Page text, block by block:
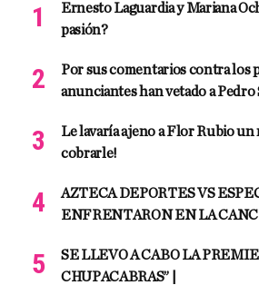
Ernesto Laguardia y Mariana
pasión?
Por sus comentarios contra los
anunciantes han vetado a Pedro
Le lavaría ajeno a Flor Rubio un
cobrarle!
AZTECA DEPORTES VS
ENFRENTARON EN LA
SE LLEVO A CABO LA
CHUPACABRAS” |